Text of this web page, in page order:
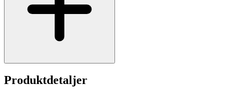
Produktdetaljer